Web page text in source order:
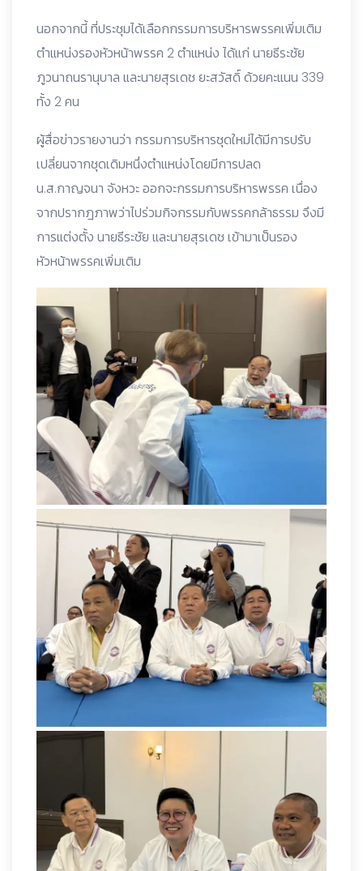
นอกจากนี้ ที่ประชุมได้เลือกกรรมการบริหารพรรคเพิ่มเติม
ตำแหน่งรองหัวหน้าพรรค 2 ตำแหน่ง ได้แก่ นายธีระชัย
ภูวนาถนรานุบาล และนายสุรเดช ยะสวัสดิ์ ด้วยคะแนน 339
ทั้ง 2 คน
ผู้สื่อข่าวรายงานว่า กรรมการบริหารชุดใหม่ได้มีการปรับ
เปลี่ยนจากชุดเดิมหนึ่งตำแหน่งโดยมีการปลด
น.ส.กาญจนา จังหวะ ออกจะกรรมการบริหารพรรค เนื่อง
จากปรากฎภาพว่าไปร่วมกิจกรรมกับพรรคกล้าธรรม จึงมี
การแต่งตั้ง นายธีระชัย และนายสุรเดช เข้ามาเป็นรอง
หัวหน้าพรรคเพิ่มเติม